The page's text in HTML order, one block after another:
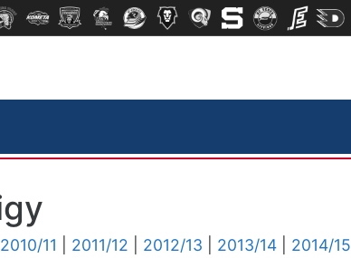
2010/11 2011/12 2012/13 2013/14 2014/15